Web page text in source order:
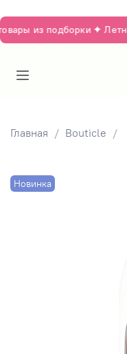
из подборки ✦
Главная Bouticle
Новинка